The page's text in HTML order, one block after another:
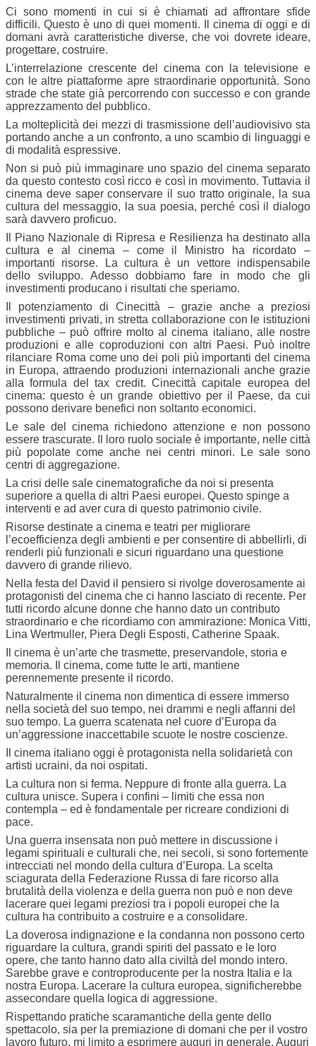
Ci sono momenti in cui si è chiamati ad affrontare sfide
difficili. Questo è uno di quei momenti. Il cinema di oggi e di
domani avrà caratteristiche diverse, che voi dovrete ideare,
progettare, costruire.
L’interrelazione crescente del cinema con la televisione e
con le altre piattaforme apre straordinarie opportunità. Sono
strade che state già percorrendo con successo e con grande
apprezzamento del pubblico.
La molteplicità dei mezzi di trasmissione dell’audiovisivo sta
portando anche a un confronto, a uno scambio di linguaggi e
di modalità espressive.
Non si può più immaginare uno spazio del cinema separato
da questo contesto così ricco e così in movimento. Tuttavia il
cinema deve saper conservare il suo tratto originale, la sua
cultura del messaggio, la sua poesia, perché così il dialogo
sarà davvero proficuo.
Il Piano Nazionale di Ripresa e Resilienza ha destinato alla
cultura e al cinema – come il Ministro ha ricordato –
importanti risorse. La cultura è un vettore indispensabile
dello sviluppo. Adesso dobbiamo fare in modo che gli
investimenti producano i risultati che speriamo.
Il potenziamento di Cinecittà – grazie anche a preziosi
investimenti privati, in stretta collaborazione con le istituzioni
pubbliche – può offrire molto al cinema italiano, alle nostre
produzioni e alle coproduzioni con altri Paesi. Può inoltre
rilanciare Roma come uno dei poli più importanti del cinema
in Europa, attraendo produzioni internazionali anche grazie
alla formula del tax credit. Cinecittà capitale europea del
cinema: questo è un grande obiettivo per il Paese, da cui
possono derivare benefici non soltanto economici.
Le sale del cinema richiedono attenzione e non possono
essere trascurate. Il loro ruolo sociale è importante, nelle città
più popolate come anche nei centri minori. Le sale sono
centri di aggregazione.
La crisi delle sale cinematografiche da noi si presenta
superiore a quella di altri Paesi europei. Questo spinge a
interventi e ad aver cura di questo patrimonio civile.
Risorse destinate a cinema e teatri per migliorare
l’ecoefficienza degli ambienti e per consentire di abbellirli, di
renderli più funzionali e sicuri riguardano una questione
davvero di grande rilievo.
Nella festa del David il pensiero si rivolge doverosamente ai
protagonisti del cinema che ci hanno lasciato di recente. Per
tutti ricordo alcune donne che hanno dato un contributo
straordinario e che ricordiamo con ammirazione: Monica Vitti,
Lina Wertmuller, Piera Degli Esposti, Catherine Spaak.
Il cinema è un’arte che trasmette, preservandole, storia e
memoria. Il cinema, come tutte le arti, mantiene
perennemente presente il ricordo.
Naturalmente il cinema non dimentica di essere immerso
nella società del suo tempo, nei drammi e negli affanni del
suo tempo. La guerra scatenata nel cuore d’Europa da
un’aggressione inaccettabile scuote le nostre coscienze.
Il cinema italiano oggi è protagonista nella solidarietà con
artisti ucraini, da noi ospitati.
La cultura non si ferma. Neppure di fronte alla guerra. La
cultura unisce. Supera i confini – limiti che essa non
contempla – ed è fondamentale per ricreare condizioni di
pace.
Una guerra insensata non può mettere in discussione i
legami spirituali e culturali che, nei secoli, si sono fortemente
intrecciati nel mondo della cultura d’Europa. La scelta
sciagurata della Federazione Russa di fare ricorso alla
brutalità della violenza e della guerra non può e non deve
lacerare quei legami preziosi tra i popoli europei che la
cultura ha contribuito a costruire e a consolidare.
La doverosa indignazione e la condanna non possono certo
riguardare la cultura, grandi spiriti del passato e le loro
opere, che tanto hanno dato alla civiltà del mondo intero.
Sarebbe grave e controproducente per la nostra Italia e la
nostra Europa. Lacerare la cultura europea, significherebbe
assecondare quella logica di aggressione.
Rispettando pratiche scaramantiche della gente dello
spettacolo, sia per la premiazione di domani che per il vostro
lavoro futuro, mi limito a esprimere auguri in generale. Auguri